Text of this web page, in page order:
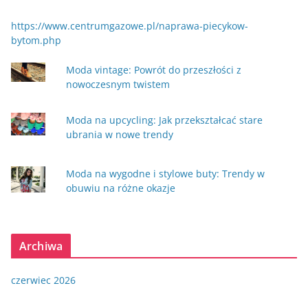
https://www.centrumgazowe.pl/naprawa-piecykow-
bytom.php
Moda vintage: Powrót do przeszłości z
nowoczesnym twistem
Moda na upcycling: Jak przekształcać stare
ubrania w nowe trendy
Moda na wygodne i stylowe buty: Trendy w
obuwiu na różne okazje
Archiwa
czerwiec 2026